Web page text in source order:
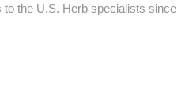
to the U.S. Herb specialists since